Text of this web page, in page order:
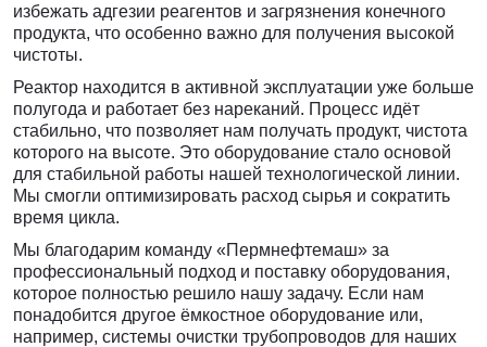
избежать адгезии реагентов и загрязнения конечного
продукта, что особенно важно для получения высокой
чистоты.
Реактор находится в активной эксплуатации уже больше
полугода и работает без нареканий. Процесс идёт
стабильно, что позволяет нам получать продукт, чистота
которого на высоте. Это оборудование стало основой
для стабильной работы нашей технологической линии.
Мы смогли оптимизировать расход сырья и сократить
время цикла.
Мы благодарим команду «Пермнефтемаш» за
профессиональный подход и поставку оборудования,
которое полностью решило нашу задачу. Если нам
понадобится другое ёмкостное оборудование или,
например, системы очистки трубопроводов для наших